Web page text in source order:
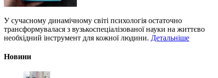
У сучасному динамічному світі психологія остаточно
трансформувалася з вузькоспеціалізованої науки на життєво
необхідний інструмент для кожної людини. Детальніше
Новини